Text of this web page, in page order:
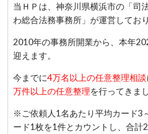
当ＨＰは、神奈川県横浜市の「司
わ総合法務事務所」が運営しており
2010年の事務所開業から、本年
迎えます。
今までに4万名以上の任意整理相談
万件以上の任意整理を行ってきま
※ご依頼人1名あたり平均カード3
ード1枚を1件とカウントし、合計